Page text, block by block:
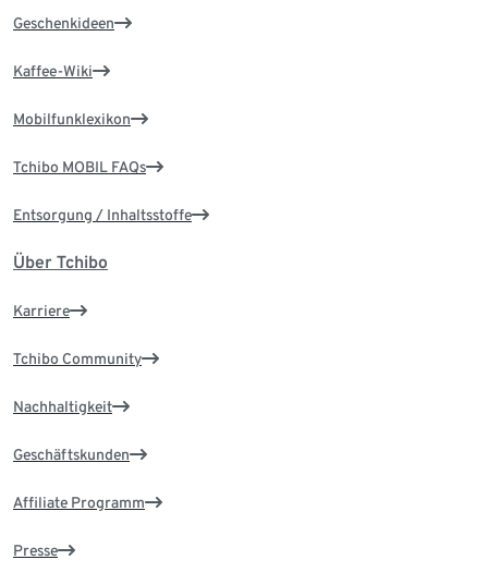
Geschenkideen
Kaffee-Wiki
Mobilfunklexikon
Tchibo MOBIL FAQs
Entsorgung / Inhaltsstoffe
Über Tchibo
Karriere
Tchibo Community
Nachhaltigkeit
Geschäftskunden
Affiliate Programm
Presse